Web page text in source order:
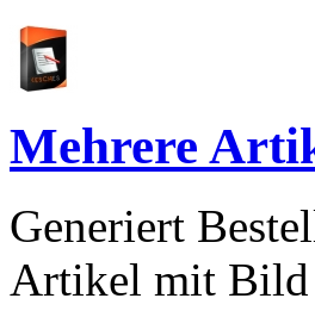
Mehrere
Generiert
Artikel mit Bild